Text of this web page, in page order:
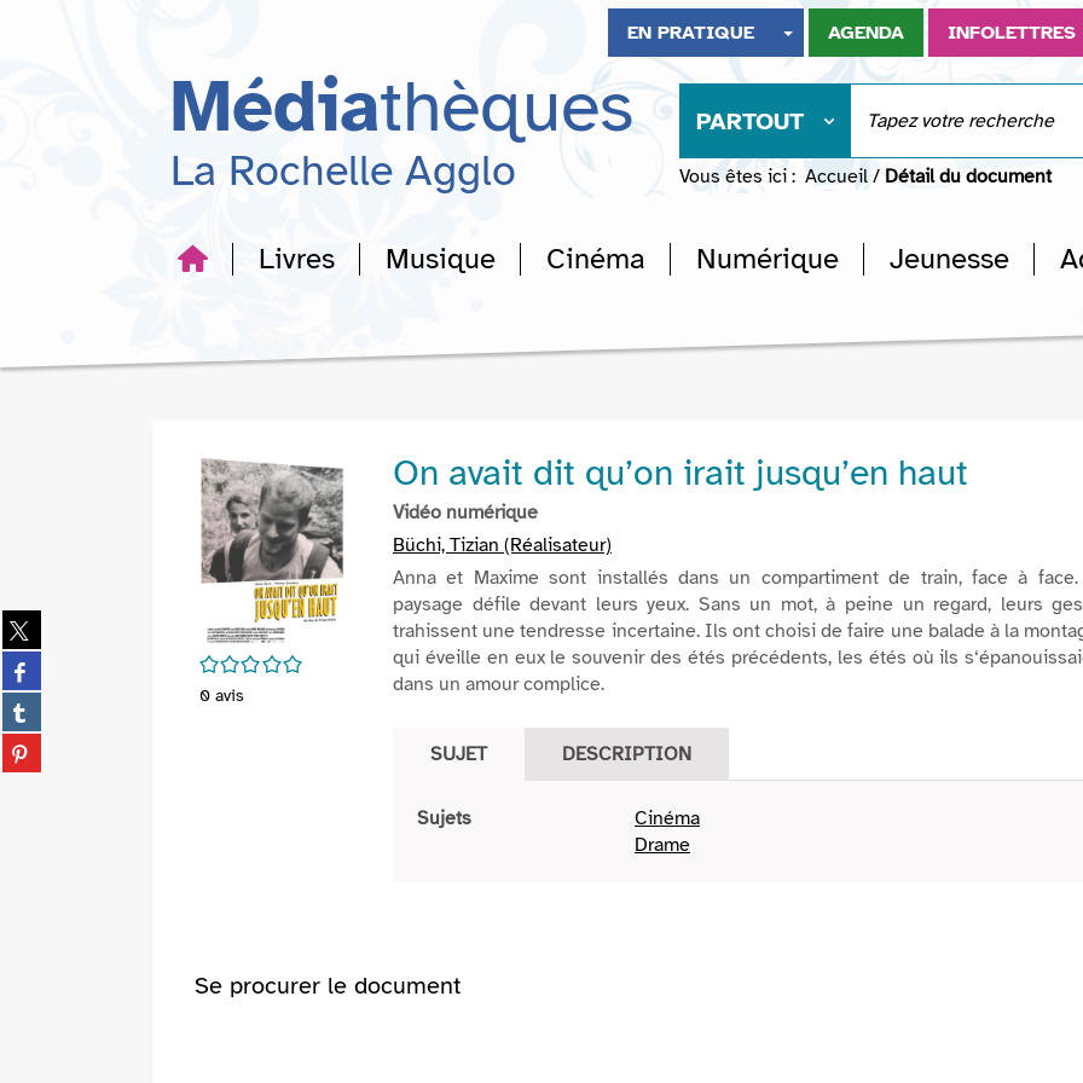
recherche
EN PRATIQUE AGENDA INFOLETTRES
Médiathèques
La Rochelle Agglo
PARTOUT
Vous êtes ici : Accueil / Détail du document
Livres Musique Cinéma Numérique Jeunesse
Partager
sur
twitter
(Nouvelle
fenêtre)
Partager
sur
facebook
(Nouvelle
fenêtre)
Partager
sur
tumblr
Partager
sur
/5
0 avis
On avait dit qu’on irait jusqu’en haut
Vidéo numérique
Büchi, Tizian (Réalisateur)
Anna et Maxime sont installés dans un compartiment de train, face à
paysage défile devant leurs yeux. Sans un mot, à peine un regard, leurs
trahissent une tendresse incertaine. Ils ont choisi de faire une balade à la
qui éveille en eux le souvenir des étés précédents, les étés où ils
dans un amour complice.
SUJET DESCRIPTION
Sujets
Cinéma
Drame
Se procurer le document